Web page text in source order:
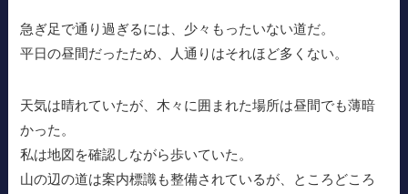
急ぎ足で通り過ぎるには、少々もったいない道だ。
平日の昼間だったため、人通りはそれほど多くない。
天気は晴れていたが、木々に囲まれた場所は昼間でも薄暗
かった。
私は地図を確認しながら歩いていた。
山の辺の道は案内標識も整備されているが、ところどころ